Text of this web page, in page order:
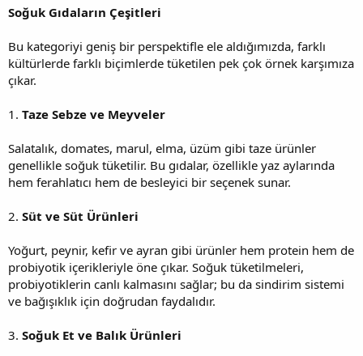
Soğuk Gıdaların Çeşitleri
Bu kategoriyi geniş bir perspektifle ele aldığımızda, farklı
kültürlerde farklı biçimlerde tüketilen pek çok örnek karşımıza
çıkar.
1. Taze Sebze ve Meyveler
Salatalık, domates, marul, elma, üzüm gibi taze ürünler
genellikle soğuk tüketilir. Bu gıdalar, özellikle yaz aylarında
hem ferahlatıcı hem de besleyici bir seçenek sunar.
2. Süt ve Süt Ürünleri
Yoğurt, peynir, kefir ve ayran gibi ürünler hem protein hem de
probiyotik içerikleriyle öne çıkar. Soğuk tüketilmeleri,
probiyotiklerin canlı kalmasını sağlar; bu da sindirim sistemi
ve bağışıklık için doğrudan faydalıdır.
3. Soğuk Et ve Balık Ürünleri